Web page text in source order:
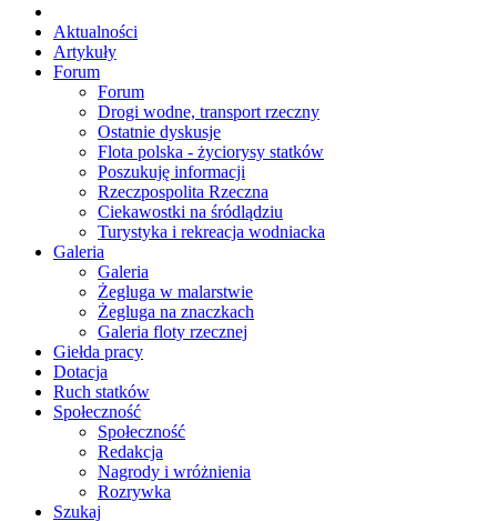
Aktualności
Artykuły
Forum
Forum
Drogi wodne, transport rzeczny
Ostatnie dyskusje
Flota polska - życiorysy statków
Poszukuję informacji
Rzeczpospolita Rzeczna
Ciekawostki na śródlądziu
Turystyka i rekreacja wodniacka
Galeria
Galeria
Żegluga w malarstwie
Żegluga na znaczkach
Galeria floty rzecznej
Giełda pracy
Dotacja
Ruch statków
Społeczność
Społeczność
Redakcja
Nagrody i wróżnienia
Rozrywka
Szukaj